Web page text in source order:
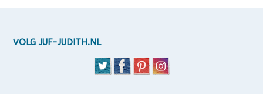
VOLG JUF-JUDITH.NL